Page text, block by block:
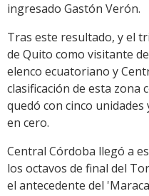
ingresado Gastón Verón.
Tras este resultado, y el
de Quito como visitante
elenco ecuatoriano y
clasificación de esta zona
quedó con cinco
en cero.
Central Córdoba llegó a
los octavos de final del
el antecedente del